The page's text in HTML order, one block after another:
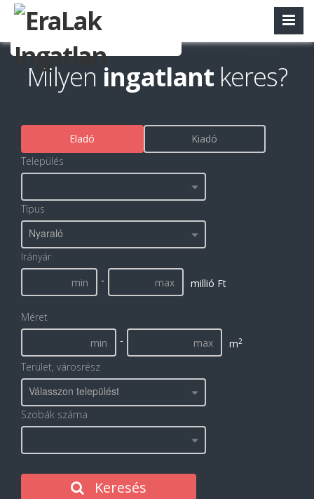
Milyen ingatlant keres?
Eladó
Kiadó
Település
Típus
Nyaraló
Irányár
-
millió Ft
Méret
-
m2
Terület, városrész
Válasszon települést
Szobák száma
Keresés